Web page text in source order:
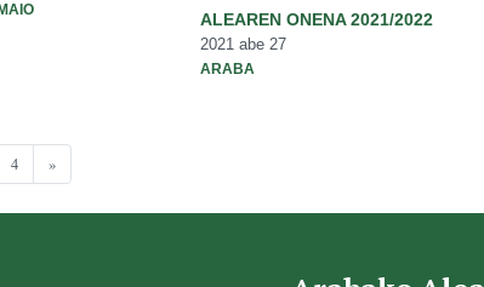
ALEAREN ONENA 2021/2022
2021 abe 27
ARABA
4 »